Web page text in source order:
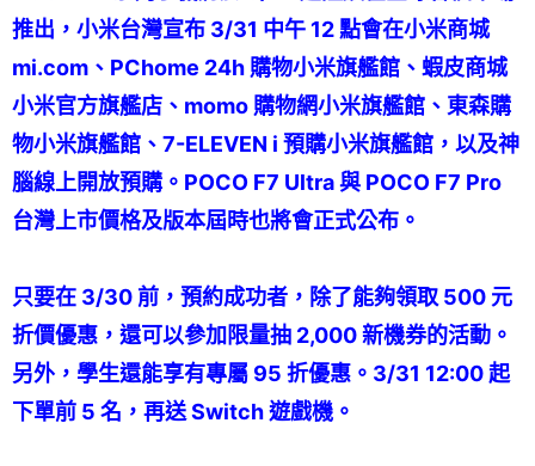
推出，小米台灣宣布 3/31 中午 12 點會在小米商城
mi.com、PChome 24h 購物小米旗艦館、蝦皮商城
小米官方旗艦店、momo 購物網小米旗艦館、東森購
物小米旗艦館、7-ELEVEN i 預購小米旗艦館，以及神
腦線上開放預購。POCO F7 Ultra 與 POCO F7 Pro
台灣上市價格及版本屆時也將會正式公布。
只要在 3/30 前，預約成功者，除了能夠領取 500 元
折價優惠，還可以參加限量抽 2,000 新機券的活動。
另外，學生還能享有專屬 95 折優惠。3/31 12:00 起
下單前 5 名，再送 Switch 遊戲機。